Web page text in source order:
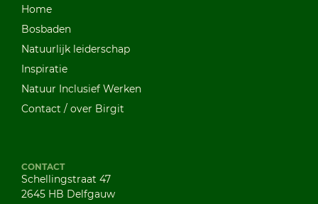
Home
Bosbaden
Natuurlijk leiderschap
Inspiratie
Natuur Inclusief Werken
Contact / over Birgit
CONTACT
Schellingstraat 47
2645 HB Delfgauw